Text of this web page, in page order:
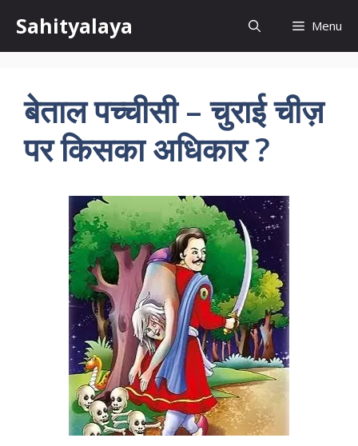
content
Sahityalaya Menu
बेताल पच्चीसी – चुराई चीज़
पर किसका अधिकार ?